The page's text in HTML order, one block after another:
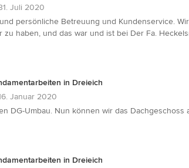
Juli 2020
persönliche Betreuung und Kundenservice.
zu haben, und das war und ist bei Der Fa.
in Dreieich
Januar 2020
DG-Umbau. Nun können wir das
in Dreieich